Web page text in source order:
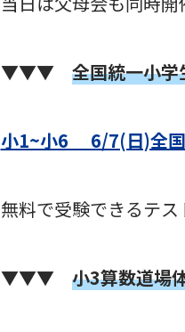
▼▼▼ 全国統一小
小1~小6 6/7(日)全国
無料で受験できるテ
▼▼▼ 小3算数道場